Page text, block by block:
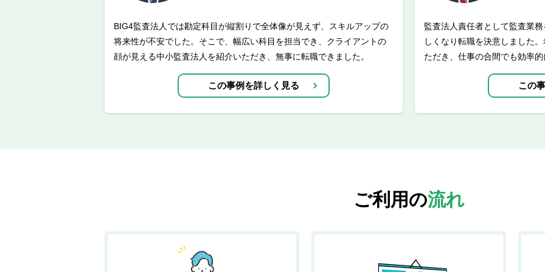
BIG4監査法人では勘定科目が縦割りで全体像が見えず、スキルアップの
将来性が不安でした。そこで、幅広い科目を担当でき、クライアントの
顔が見える中小監査法人を紹介いただき、無事に転職できました。
この事例を詳しく見る
監査法人責任者として監査業
しくなり転職を決意しました
ただき、仕事の合間でも効率
この
ご利用の流れ